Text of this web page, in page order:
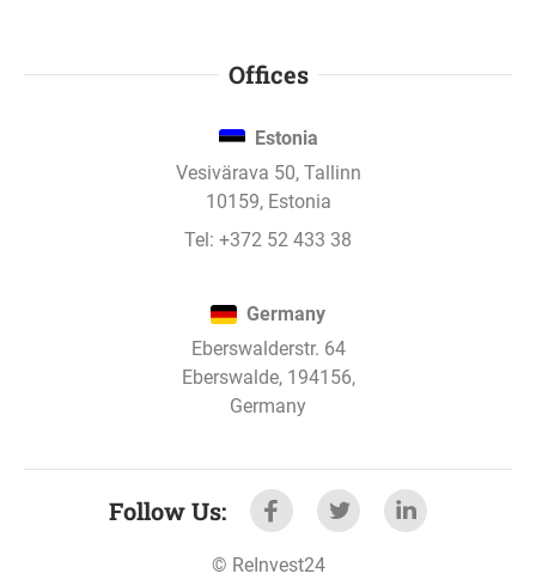
Offices
Estonia
Vesivärava 50, Tallinn
10159, Estonia
Tel: +372 52 433 38
Germany
Eberswalderstr. 64
Eberswalde, 194156,
Germany
Follow Us:
© ReInvest24